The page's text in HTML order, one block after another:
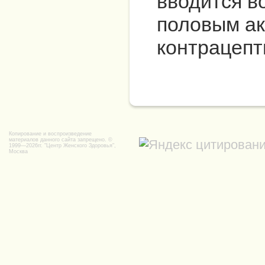
половым
Копирование и воспроизведение
материалов данного сайта запрещено. ©
1999—2026гг. "Центр Женского Здоровья",
Москва